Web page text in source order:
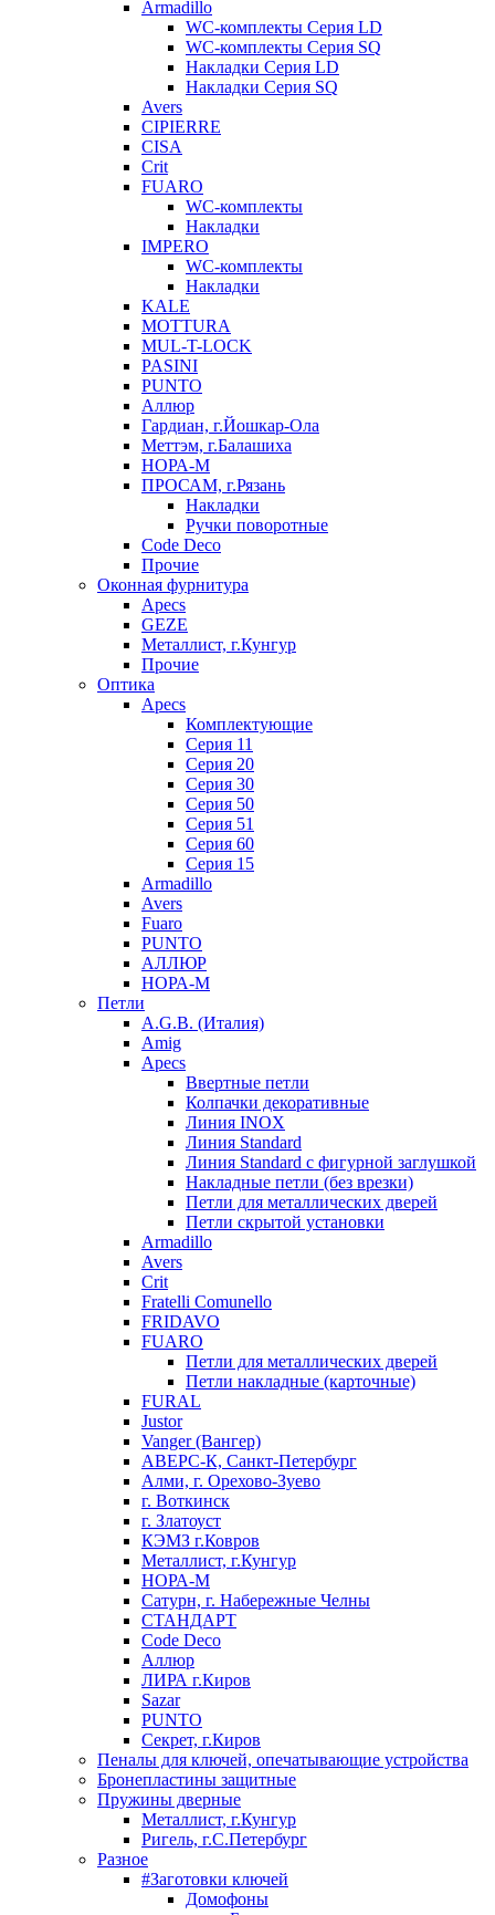
Armadillo
WC-комплекты Серия LD
WC-комплекты Серия SQ
Накладки Серия LD
Накладки Серия SQ
Avers
CIPIERRE
CISA
Crit
FUARO
WC-комплекты
Накладки
IMPERO
WC-комплекты
Накладки
KALE
MOTTURA
MUL-T-LOCK
PASINI
PUNTO
Аллюр
Гардиан, г.Йошкар-Ола
Меттэм, г.Балашиха
НОРА-М
ПРОСАМ, г.Рязань
Накладки
Ручки поворотные
Code Deco
Прочие
Оконная фурнитура
Apecs
GEZE
Металлист, г.Кунгур
Прочие
Оптика
Apecs
Комплектующие
Серия 11
Серия 20
Серия 30
Серия 50
Серия 51
Серия 60
Серия 15
Armadillo
Avers
Fuaro
PUNTO
АЛЛЮР
НОРА-М
Петли
A.G.B. (Италия)
Amig
Apecs
Ввертные петли
Колпачки декоративные
Линия INOX
Линия Standard
Линия Standard с фигурной заглушкой
Накладные петли (без врезки)
Петли для металлических дверей
Петли скрытой установки
Armadillo
Avers
Crit
Fratelli Comunello
FRIDAVO
FUARO
Петли для металлических дверей
Петли накладные (карточные)
FURAL
Justor
Vanger (Вангер)
АВЕРС-К, Санкт-Петербург
Алми, г. Орехово-Зуево
г. Воткинск
г. Златоуст
КЭМЗ г.Ковров
Металлист, г.Кунгур
НОРА-М
Сатурн, г. Набережные Челны
СТАНДАРТ
Code Deco
Аллюр
ЛИРА г.Киров
Sazar
PUNTO
Секрет, г.Киров
Пеналы для ключей, опечатывающие устройства
Бронепластины защитные
Пружины дверные
Металлист, г.Кунгур
Ригель, г.С.Петербург
Разное
#Заготовки ключей
Домофоны